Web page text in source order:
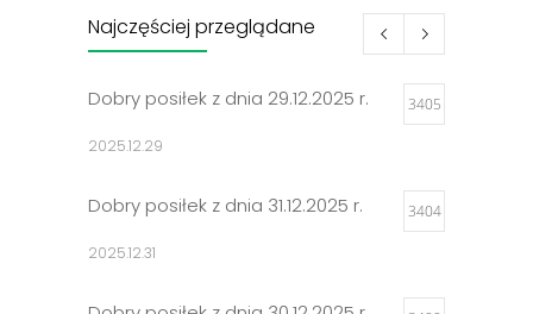
Najczęściej przeglądane
Dobry posiłek z dnia 29.12.2025 r. 3405
2025.12.29
Dobry posiłek z dnia 31.12.2025 r. 3404
2025.12.31